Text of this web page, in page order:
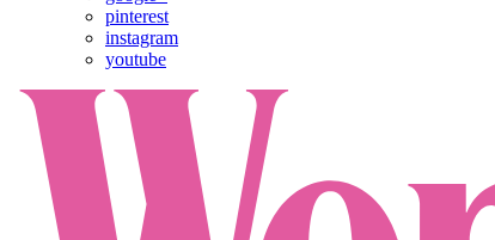
pinterest
instagram
youtube